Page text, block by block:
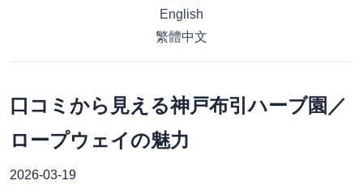
English
繁體中文
口コミから見える神戸布引ハーブ園／
ロープウェイの魅力
2026-03-19